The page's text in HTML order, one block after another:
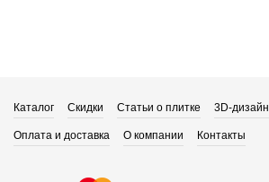
Каталог Скидки Статьи о плитке 3D-дизайн
Оплата и доставка О компании Контакты